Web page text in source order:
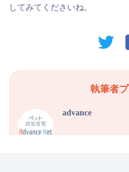
してみてくださいね。
執筆者
advance